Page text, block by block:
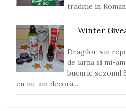
traditie in
Winter
Dragilor, vin
de iarna si mi-
bucurie sezonul
eu mi-am decora...